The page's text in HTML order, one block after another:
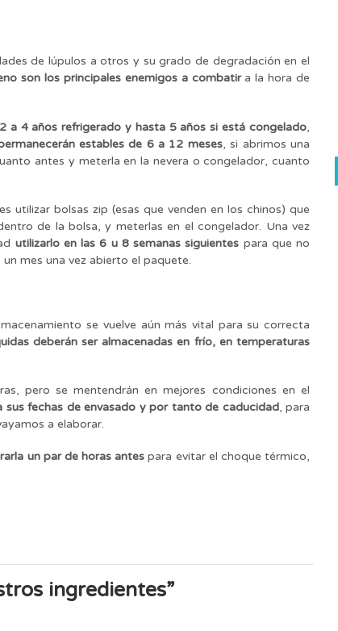
de lúpulos a otros y su grado de degradación en el
son los principales enemigos a combatira la hora de
a 4 años refrigerado y hasta 5 años si está congelado,
estables de 6 a 12 meses, si abrimos una
antes y meterla en la nevera o congelador, cuanto
utilizar bolsas zip (esas que venden en los chinos) que
de la bolsa, y meterlas en el congelador. Una vez
utilizarlo en las 6 u 8 semanas siguientes para que no
mes una vez abierto el paquete.
se vuelve aún más vital para su correcta
deberán ser almacenadas en frío, en temperaturas
pero se mentendrán en mejores condiciones en el
sus fechas de envasado y por tanto de caducidad, para
a elaborar.
un par de horas antes para evitar el choque térmico,
ingredientes”